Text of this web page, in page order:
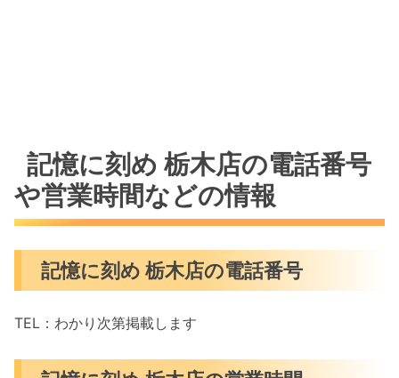
記憶に刻め 栃木店の電話番号
や営業時間などの情報
記憶に刻め 栃木店の電話番号
TEL：わかり次第掲載します